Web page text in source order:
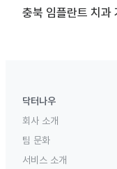
충북 임플란트 치과
닥터나우
회사 소개
팀 문화
서비스 소개